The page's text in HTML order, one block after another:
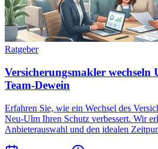
Ratgeber
Versicherungsmakler
Team-Dewein
Erfahren Sie, wie ein Wechsel des
Neu-Ulm Ihren Schutz verbessert. Wir
Anbieterauswahl und den idealen